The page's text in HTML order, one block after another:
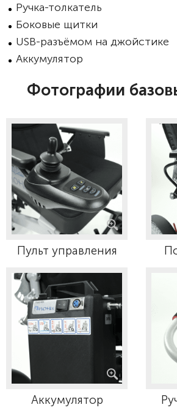
Ручка-толкатель
Боковые щитки
USB-разъёмом на джойстике
Аккумулятор
Фотографии
Пульт управления
Аккумулятор